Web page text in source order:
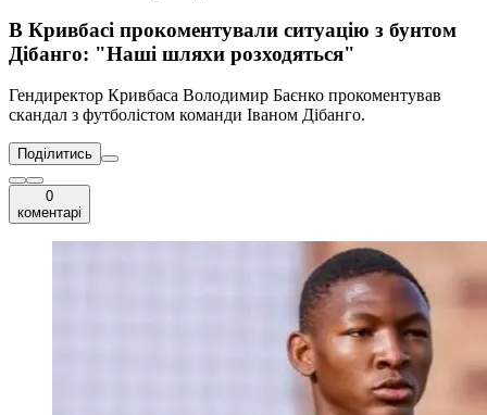
В Кривбасі прокоментували ситуацію з бунтом
Дібанго: "Наші шляхи розходяться"
Гендиректор Кривбаса Володимир Баєнко прокоментував
скандал з футболістом команди Іваном Дібанго.
Поділитись
0
коментарі